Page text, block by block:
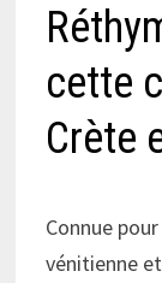
cette
Crète
Connue
vénitienne